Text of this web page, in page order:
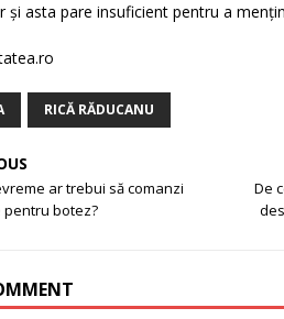
asta pare insuficient pentru a
RICĂ RĂDUCANU
ar trebui să comanzi
pentru botez?
De